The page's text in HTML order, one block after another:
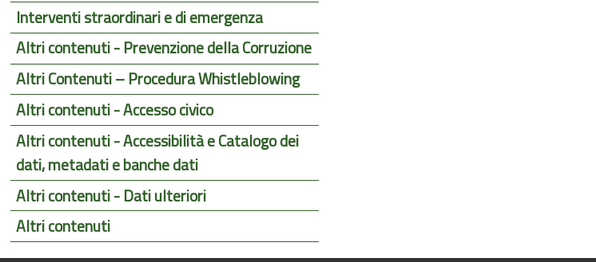
Interventi straordinari e di emergenza
Altri contenuti - Prevenzione della Corruzione
Altri Contenuti – Procedura Whistleblowing
Altri contenuti - Accesso civico
Altri contenuti - Accessibilità e Catalogo dei
dati, metadati e banche dati
Altri contenuti - Dati ulteriori
Altri contenuti